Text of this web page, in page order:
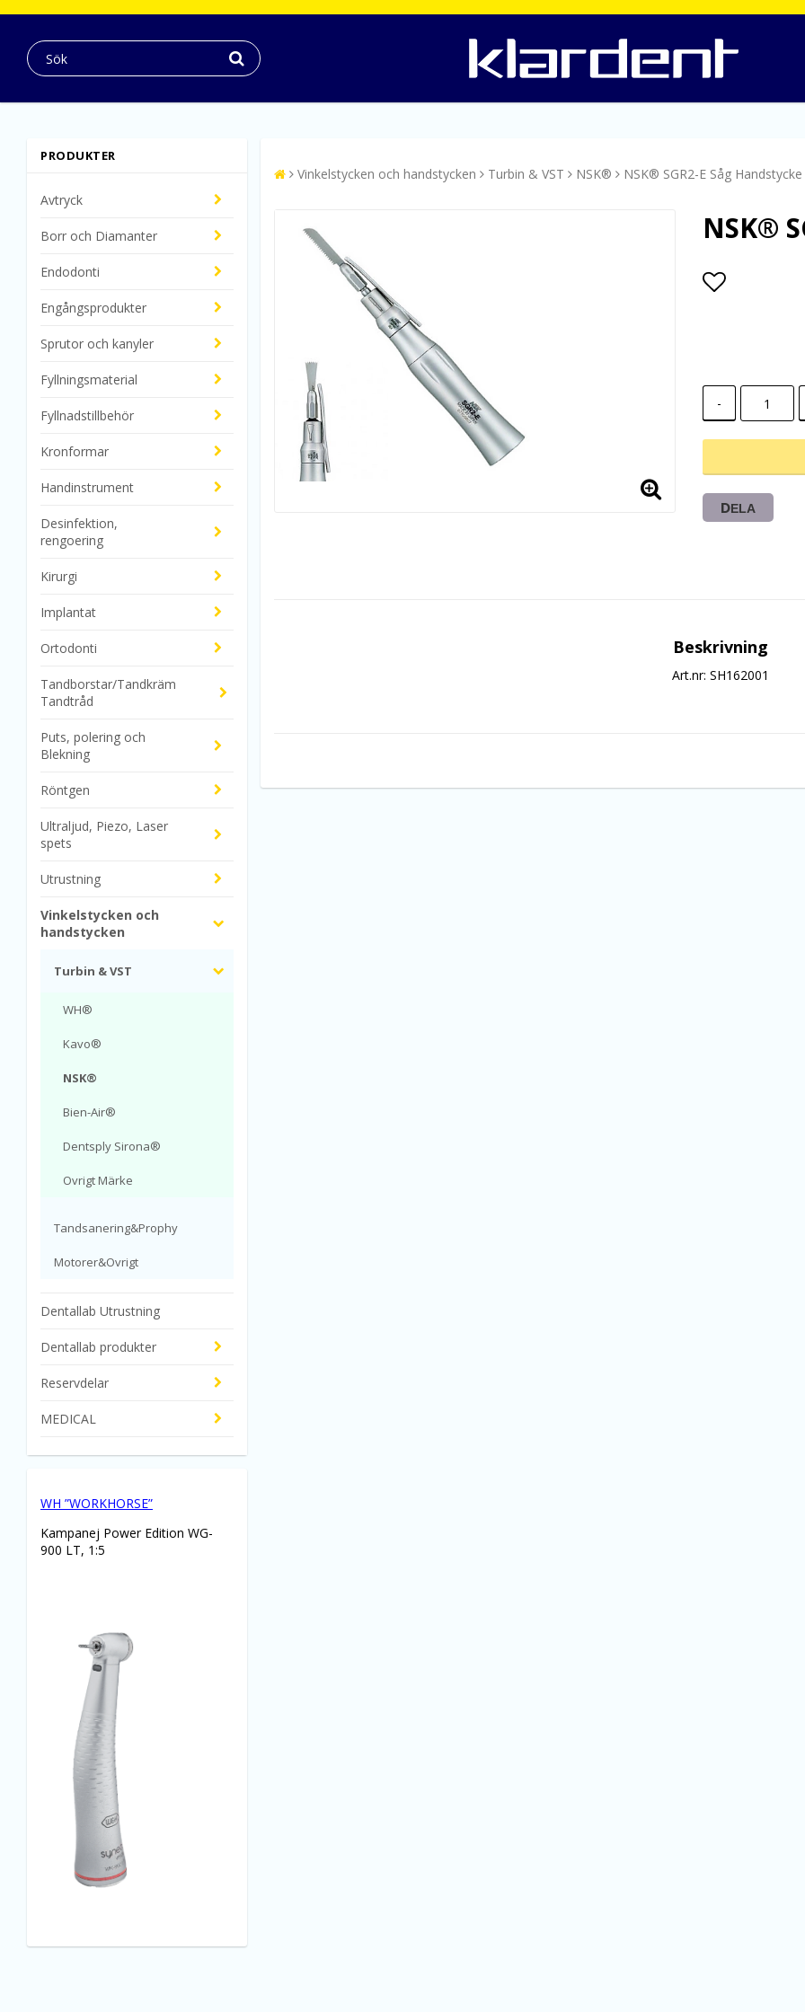
PRODUKTER
Avtryck
Borr och Diamanter
Endodonti
Engångsprodukter
Sprutor och kanyler
Fyllningsmaterial
Fyllnadstillbehör
Kronformar
Handinstrument
Desinfektion,
rengoering
Kirurgi
Implantat
Ortodonti
Tandborstar/Tandkräm
Tandtråd
Puts, polering och
Blekning
Röntgen
Ultraljud, Piezo, Laser
spets
Utrustning
Vinkelstycken och
handstycken
Turbin & VST
WH®
Kavo®
NSK®
Bien-Air®
Dentsply Sirona®
Ovrigt Märke
Tandsanering&Prophy
Motorer&Ovrigt
Dentallab Utrustning
Dentallab produkter
Reservdelar
MEDICAL
WH ”WORKHORSE”
Kampanej Power Edition WG-
900 LT, 1:5
Vinkelstycken och handstycken Turbin & VST NSK® NSK® SGR2-E Såg Handstycke
NSK®
-
DELA
Beskrivning
Art.nr: SH162001